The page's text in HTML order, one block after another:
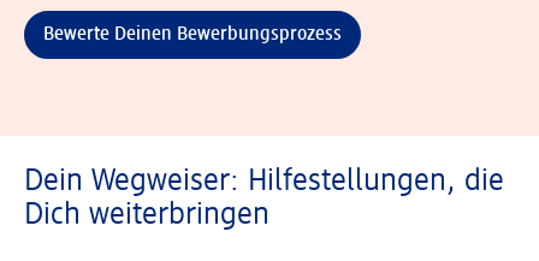
Bewerte Deinen Bewerbungsprozess
Dein Wegweiser: Hilfestellungen, die
Dich weiterbringen